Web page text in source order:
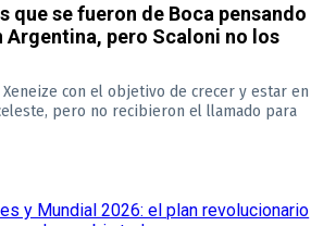
que se fueron de Boca pensando
Argentina, pero Scaloni no los
con el objetivo de crecer y estar en
pero no recibieron el llamado para